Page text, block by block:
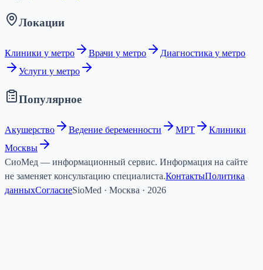
Локации
Клиники у метро Врачи у метро
Диагностика у метро
Услуги у метро
Популярное
Акушерство Ведение беременности МРТ
Клиники
Москвы
СиоМед — информационный сервис. Информация на сайте
не заменяет консультацию специалиста.КонтактыПолитика
данныхСогласиеSioMed · Москва · 2026